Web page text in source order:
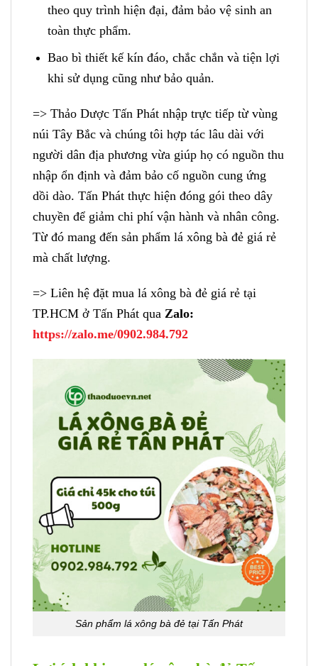
theo quy trình hiện đại, đảm bảo vệ sinh an
toàn thực phẩm.
Bao bì thiết kế kín đáo, chắc chắn và tiện lợi
khi sử dụng cũng như bảo quản.
=> Thảo Dược Tấn Phát nhập trực tiếp từ vùng
núi Tây Bắc và chúng tôi hợp tác lâu dài với
người dân địa phương vừa giúp họ có nguồn thu
nhập ổn định và đảm bảo cố nguồn cung ứng
dồi dào. Tấn Phát thực hiện đóng gói theo dây
chuyền để giảm chi phí vận hành và nhân công.
Từ đó mang đến sản phẩm lá xông bà đẻ giá rẻ
mà chất lượng.
=> Liên hệ đặt mua lá xông bà đẻ giá rẻ tại
TP.HCM ở Tấn Phát qua Zalo:
https://zalo.me/0902.984.792
Sản phẩm lá xông bà đẻ tại Tấn Phát